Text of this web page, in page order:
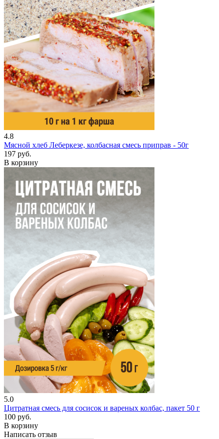
4.8
Мясной хлеб Леберкезе, колбасная смесь приправ - 50г
197 руб.
В корзину
5.0
Цитратная смесь для сосисок и вареных колбас, пакет 50 г
100 руб.
В корзину
Написать отзыв